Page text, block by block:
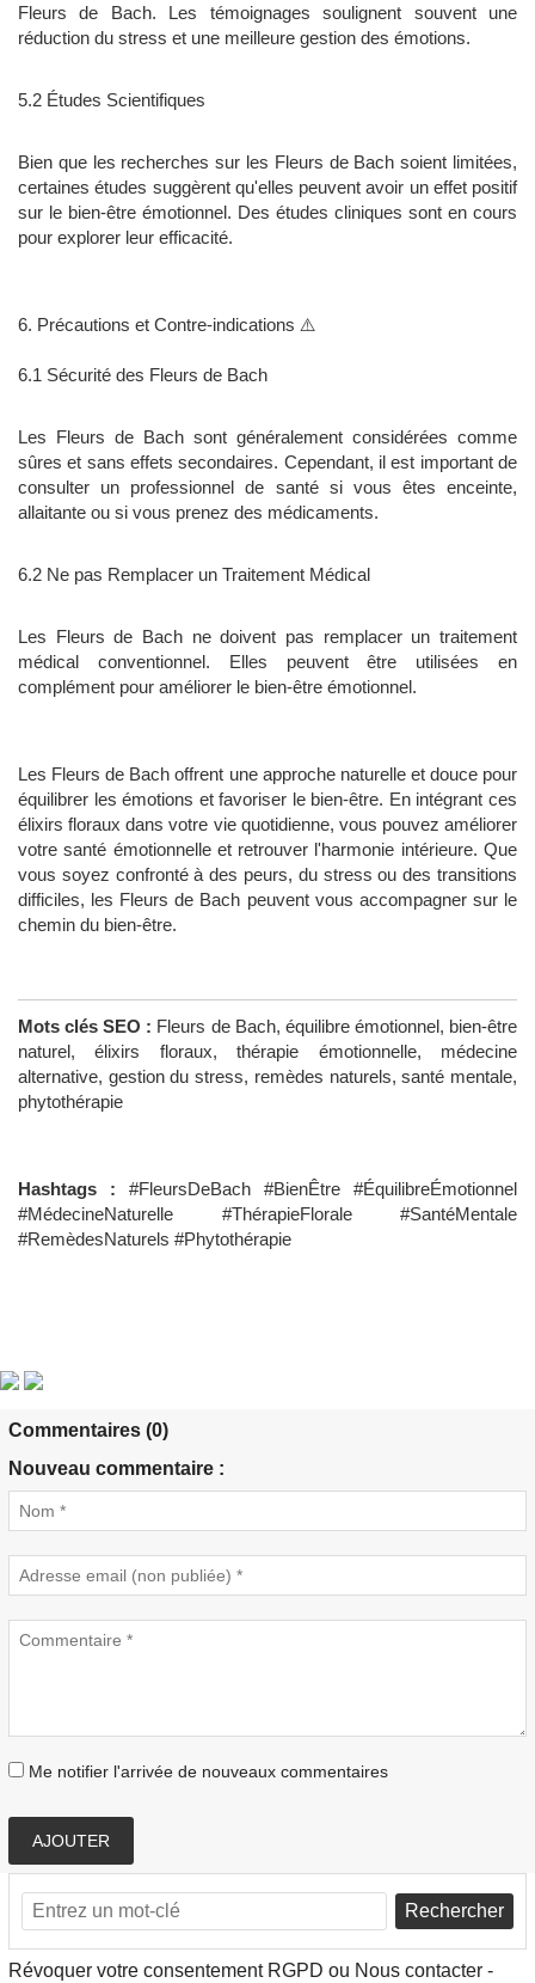
Fleurs de Bach. Les témoignages soulignent souvent une
réduction du stress et une meilleure gestion des émotions.
5.2 Études Scientifiques
Bien que les recherches sur les Fleurs de Bach soient limitées,
certaines études suggèrent qu'elles peuvent avoir un effet positif
sur le bien-être émotionnel. Des études cliniques sont en cours
pour explorer leur efficacité.
6. Précautions et Contre-indications ⚠️
6.1 Sécurité des Fleurs de Bach
Les Fleurs de Bach sont généralement considérées comme
sûres et sans effets secondaires. Cependant, il est important de
consulter un professionnel de santé si vous êtes enceinte,
allaitante ou si vous prenez des médicaments.
6.2 Ne pas Remplacer un Traitement Médical
Les Fleurs de Bach ne doivent pas remplacer un traitement
médical conventionnel. Elles peuvent être utilisées en
complément pour améliorer le bien-être émotionnel.
Les Fleurs de Bach offrent une approche naturelle et douce pour
équilibrer les émotions et favoriser le bien-être. En intégrant ces
élixirs floraux dans votre vie quotidienne, vous pouvez améliorer
votre santé émotionnelle et retrouver l'harmonie intérieure. Que
vous soyez confronté à des peurs, du stress ou des transitions
difficiles, les Fleurs de Bach peuvent vous accompagner sur le
chemin du bien-être.
Mots clés SEO : Fleurs de Bach, équilibre émotionnel, bien-être
naturel, élixirs floraux, thérapie émotionnelle, médecine
alternative, gestion du stress, remèdes naturels, santé mentale,
phytothérapie
Hashtags : #FleursDeBach #BienÊtre #ÉquilibreÉmotionnel
#MédecineNaturelle #ThérapieFlorale #SantéMentale
#RemèdesNaturels #Phytothérapie
Commentaires (0)
Nouveau commentaire :
Me notifier l'arrivée de nouveaux commentaires
AJOUTER
Rechercher
Révoquer votre consentement RGPD ou Nous contacter -